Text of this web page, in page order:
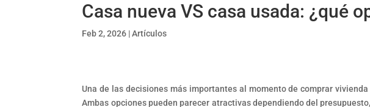
Casa nueva VS casa usada: ¿qué
Feb 2, 2026 |Artículos
Una de las decisiones más importantes al momento de comprar
Ambas opciones pueden parecer atractivas dependiendo del